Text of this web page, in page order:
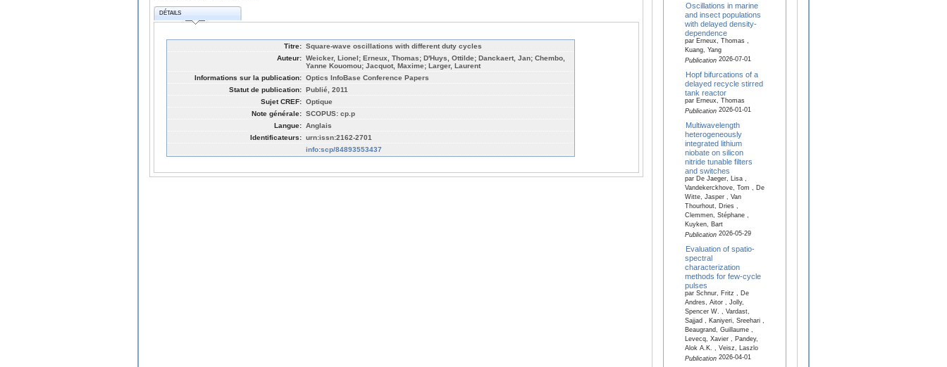
DÉTAILS
Titre: Square-wave oscillations with different duty cycles
Auteur: Weicker, Lionel; Erneux, Thomas; D'Huys, Ottilde; Danckaert, Jan; Chembo,
Yanne Kouomou; Jacquot, Maxime; Larger, Laurent
Informations sur la publication: Optics InfoBase Conference Papers
Statut de publication: Publié, 2011
Sujet CREF: Optique
Note générale: SCOPUS: cp.p
Langue: Anglais
Identificateurs: urn:issn:2162-2701
info:scp/84893553437
Oscillations in marine
and insect populations
with delayed density-
dependence
par Erneux, Thomas ,
Kuang, Yang
Publication2026-07-01
Hopf bifurcations of a
delayed recycle stirred
tank reactor
par Erneux, Thomas
Publication2026-01-01
Multiwavelength
heterogeneously
integrated lithium
niobate on silicon
nitride tunable filters
and switches
par De Jaeger, Lisa ,
Vandekerckhove, Tom , De
Witte, Jasper , Van
Thourhout, Dries ,
Clemmen, Stéphane ,
Kuyken, Bart
Publication2026-05-29
Evaluation of spatio-
spectral
characterization
methods for few-cycle
pulses
par Schnur, Fritz , De
Andres, Aitor , Jolly,
Spencer W. , Vardast,
Sajjad , Kaniyeri, Sreehari ,
Beaugrand, Guillaume ,
Levecq, Xavier , Pandey,
Alok A.K. , Veisz, Laszlo
Publication2026-04-01